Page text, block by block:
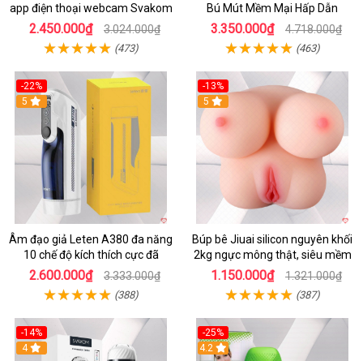
app điện thoại webcam Svakom
2.450.000₫ 3.024.000₫
(473)
Bú Mút Mềm Mại Hấp Dẫn
3.350.000₫ 4.718.000₫
(463)
-22%
5
Âm đạo giả Leten A380 đa năng
10 chế độ kích thích cực đã
2.600.000₫ 3.333.000₫
(388)
-13%
5
Búp bê Jiuai silicon nguyên khối
2kg ngực mông thật, siêu mềm
1.150.000₫ 1.321.000₫
(387)
-14%
4
-25%
4.2